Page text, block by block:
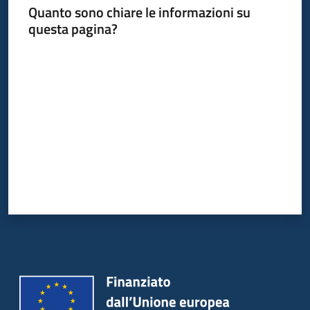
Quanto sono chiare le informazioni su
questa pagina?